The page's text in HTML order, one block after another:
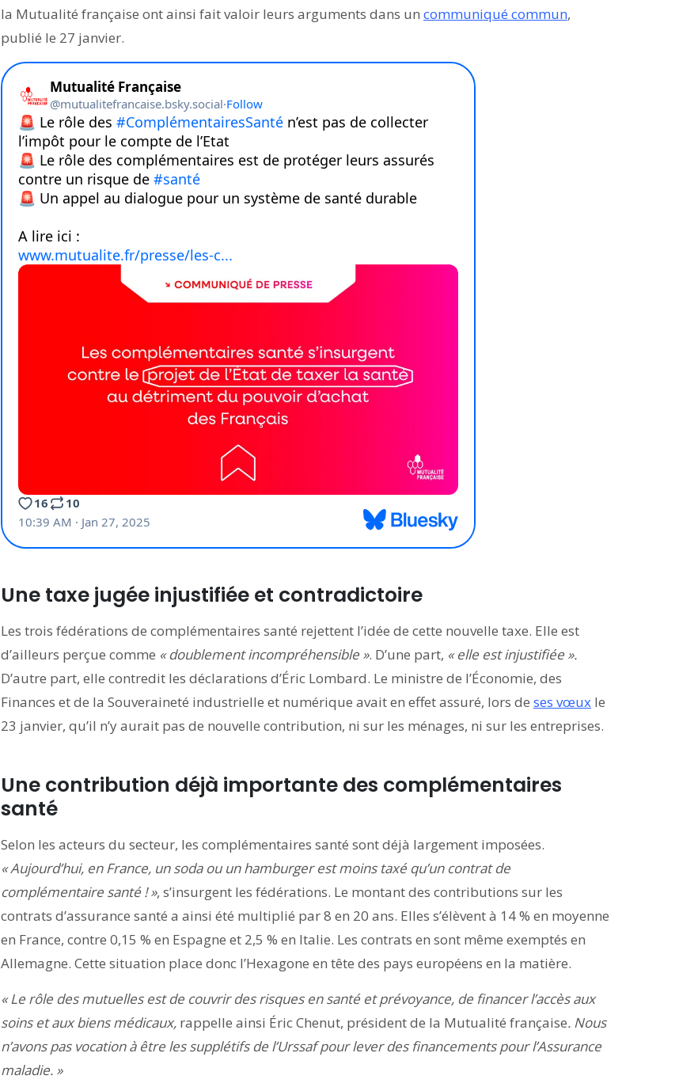
la Mutualité française ont ainsi fait valoir leurs arguments dans un communiqué commun,
publié le 27 janvier.
Une taxe jugée injustifiée et contradictoire
Les trois fédérations de complémentaires santé rejettent l’idée de cette nouvelle taxe. Elle est
d’ailleurs perçue comme « doublement incompréhensible ». D’une part, « elle est injustifiée ».
D’autre part, elle contredit les déclarations d’Éric Lombard. Le ministre de l’Économie, des
Finances et de la Souveraineté industrielle et numérique avait en effet assuré, lors de ses vœux le
23 janvier, qu’il n’y aurait pas de nouvelle contribution, ni sur les ménages, ni sur les entreprises.
Une contribution déjà importante des complémentaires
santé
Selon les acteurs du secteur, les complémentaires santé sont déjà largement imposées.
«Aujourd’hui, en France, un soda ou un hamburger est moins taxé qu’un contrat de
complémentaire santé ! », s’insurgent les fédérations. Le montant des contributions sur les
contrats d’assurance santé a ainsi été multiplié par 8 en 20 ans. Elles s’élèvent à 14 % en moyenne
en France, contre 0,15 % en Espagne et 2,5 % en Italie. Les contrats en sont même exemptés en
Allemagne. Cette situation place donc l’Hexagone en tête des pays européens en la matière.
« Le rôle des mutuelles est de couvrir des risques en santé et prévoyance, de financer l’accès aux
soins et aux biens médicaux, rappelle ainsi Éric Chenut, président de la Mutualité française. Nous
n’avons pas vocation à être les supplétifs de l’Urssaf pour lever des financements pour l’Assurance
maladie. »